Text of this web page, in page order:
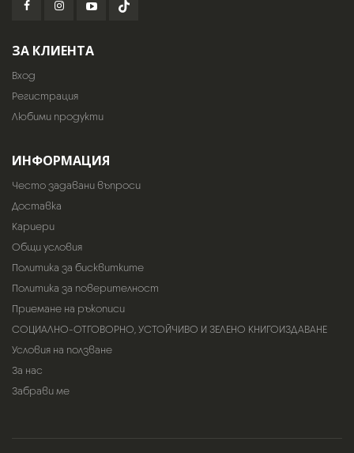
ЗА КЛИЕНТА
Вход
Регистрация
Любими продукти
ИНФОРМАЦИЯ
Често задавани въпроси
Доставка
Кариери
Общи условия
Политика за бисквитките
Политика за поверителност
Приемане на ръкописи
СОЦИАЛНО-ОТГОВОРНО, УСТОЙЧИВО И ЗЕЛЕНО КНИГОИЗДАВАНЕ
Условия на ползване
За нас
Забрави ме